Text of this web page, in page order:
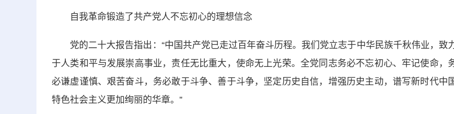
自我革命锻造了共产党人不忘初心的理想信念
党的二十大报告指出：“中国共产党已走过百年奋斗历程。我们党立志于中华民族千秋伟业，致
于人类和平与发展崇高事业，责任无比重大，使命无上光荣。全党同志务必不忘初心、牢记使命，
必谦虚谨慎、艰苦奋斗，务必敢于斗争、善于斗争，坚定历史自信，增强历史主动，谱写新时代中
特色社会主义更加绚丽的华章。”